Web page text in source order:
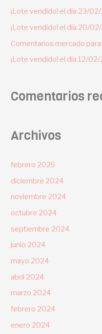
¡Lote vendido! el día 23/
¡Lote vendido! el día 20/
Comentarios mercado
¡Lote vendido! el día 12/
Comentarios
Archivos
febrero 2025
diciembre 2024
noviembre 2024
octubre 2024
septiembre 2024
junio 2024
mayo 2024
abril 2024
marzo 2024
febrero 2024
enero 2024